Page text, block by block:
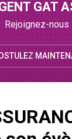
GAT
Rejoignez-nous